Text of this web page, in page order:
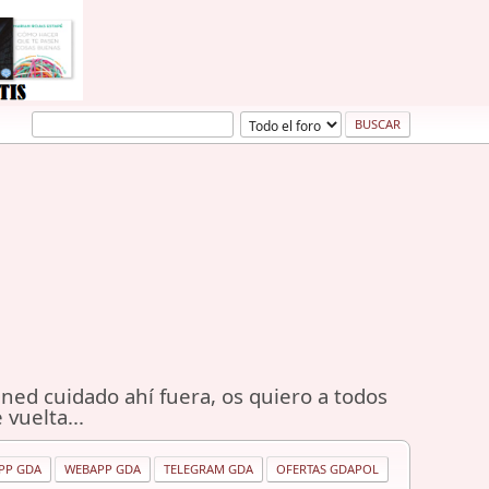
cuidado ahí fuera, os quiero a todos
vuelta...
GDA WEBAPP GDA TELEGRAM GDA OFERTAS GDAPOL